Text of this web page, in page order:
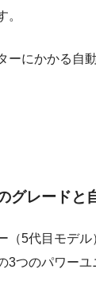
。
ーにかかる自
グレードと
（5代目モデ
3つのパワー